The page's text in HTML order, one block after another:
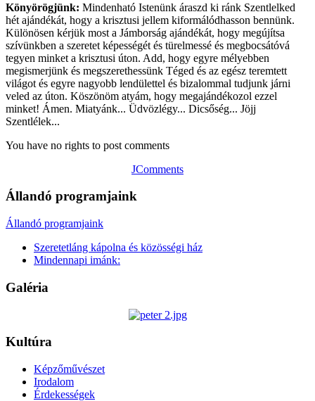
Könyörögjünk: Mindenható Istenünk áraszd ki ránk Szentlelked
hét ajándékát, hogy a krisztusi jellem kiformálódhasson bennünk.
Különösen kérjük most a Jámborság ajándékát, hogy megújítsa
szívünkben a szeretet képességét és türelmessé és megbocsátóvá
tegyen minket a krisztusi úton. Add, hogy egyre mélyebben
megismerjünk és megszerethessünk Téged és az egész teremtett
világot és egyre nagyobb lendülettel és bizalommal tudjunk járni
veled az úton. Köszönöm atyám, hogy megajándékozol ezzel
minket! Ámen. Miatyánk... Üdvözlégy... Dicsőség... Jöjj
Szentlélek...
You have no rights to post comments
JComments
Állandó programjaink
Állandó programjaink
Szeretetláng kápolna és közösségi ház
Mindennapi imánk:
Galéria
Kultúra
Képzőművészet
Irodalom
Érdekességek